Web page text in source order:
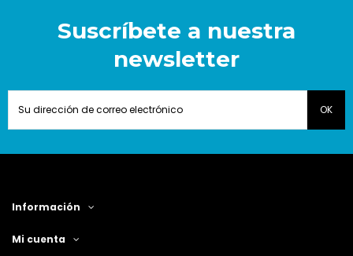
Suscríbete a nuestra
newsletter
Información
Mi cuenta